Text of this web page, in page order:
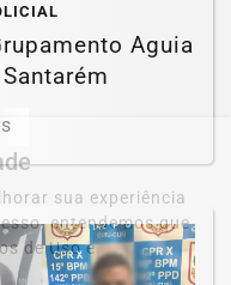
Aguia
sua experiência
entendemos que
de Uso e